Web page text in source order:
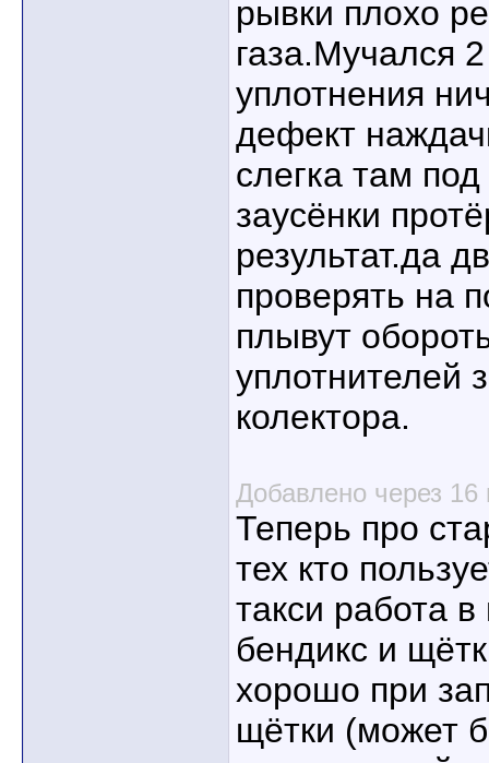
рывки плохо
газа.Мучался
уплотнения
дефект
слегка там
заусёнки
результат.да
проверять на
плывут
уплотнителей
колектора.
Добавлено через 16
Теперь про
тех кто
такси работа
бендикс и
хорошо при
щётки (может